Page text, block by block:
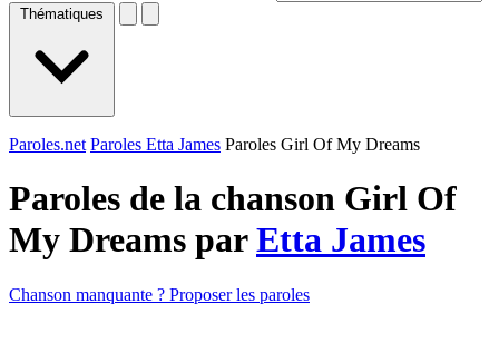
Thématiques
Paroles.net Paroles Etta James Paroles Girl Of My Dreams
Paroles de la chanson Girl Of
My Dreams parEtta James
Chanson manquante ? Proposer les paroles